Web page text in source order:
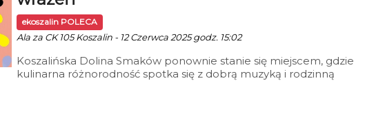
ekoszalin POLECA
Ala za CK 105 Koszalin - 12 Czerwca 2025 godz. 15:02
Koszalińska Dolina Smaków ponownie stanie się miejscem, gdzie
kulinarna różnorodność spotka się z dobrą muzyką i rodzinną